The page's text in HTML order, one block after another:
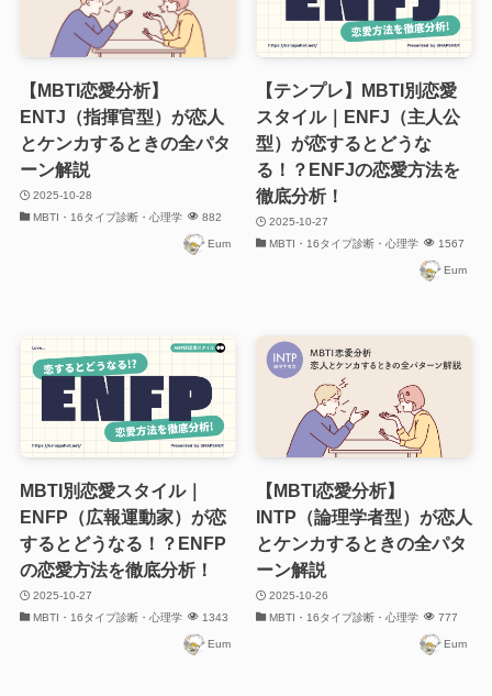
【MBTI恋愛分析】
ENTJ（指揮官型）が恋人
とケンカするときの全パタ
ーン解説
2025-10-28
MBTI・16タイプ診断・心理学
882
Eum
【テンプレ】MBTI別恋愛
スタイル｜ENFJ（主人公
型）が恋するとどうな
る！？ENFJの恋愛方法を
徹底分析！
2025-10-27
MBTI・16タイプ診断・心理学
1567
Eum
MBTI別恋愛スタイル｜
ENFP（広報運動家）が恋
するとどうなる！？ENFP
の恋愛方法を徹底分析！
2025-10-27
MBTI・16タイプ診断・心理学
1343
Eum
【MBTI恋愛分析】
INTP（論理学者型）が恋人
とケンカするときの全パタ
ーン解説
2025-10-26
MBTI・16タイプ診断・心理学
777
Eum